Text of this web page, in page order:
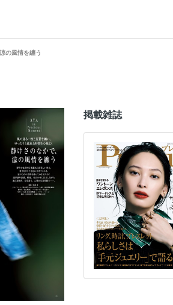
の風情を纏う
掲載雑誌